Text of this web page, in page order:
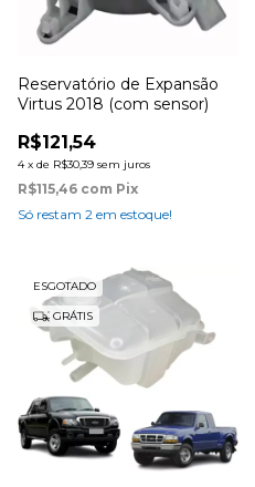
Reservatório de Expansão
Virtus 2018 (com sensor)
R$121,54
4 x de R$30,39 sem juros
R$115,46 com Pix
Só restam 2 em estoque!
ESGOTADO
GRÁTIS